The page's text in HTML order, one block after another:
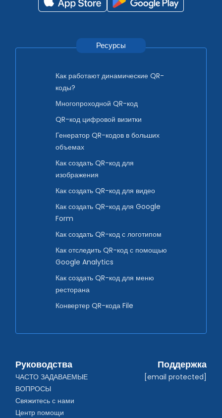
Ресурсы
Как работают динамические QR-
коды?
Многопроходной QR-код
QR-код цифровой визитки
Генератор QR-кодов в больших
объемах
Как создать QR-код для
изображения
Как создать QR-код для видео
Как создать QR-код для Google
Form
Как создать QR-код с логотипом
Как отследить QR-код с помощью
Google Analytics
Как создать QR-код для меню
ресторана
Конвертер QR-кода File
Руководства
ЧАСТО ЗАДАВАЕМЫЕ
ВОПРОСЫ
Свяжитесь с нами
Центр помощи
Поддержка
[email protected]